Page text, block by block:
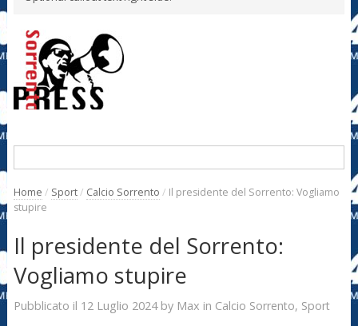
Home / Sport/ Calcio Sorrento / Il presidente del Sorrento: Vogliamo
stupire
Il presidente del Sorrento:
Vogliamo stupire
Pubblicato il 12 Luglio 2024by Max in Calcio Sorrento, Sport